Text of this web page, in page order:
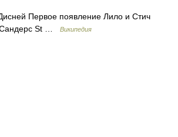
Первое появление Лило и Стич
Сандерс St …
Википедия